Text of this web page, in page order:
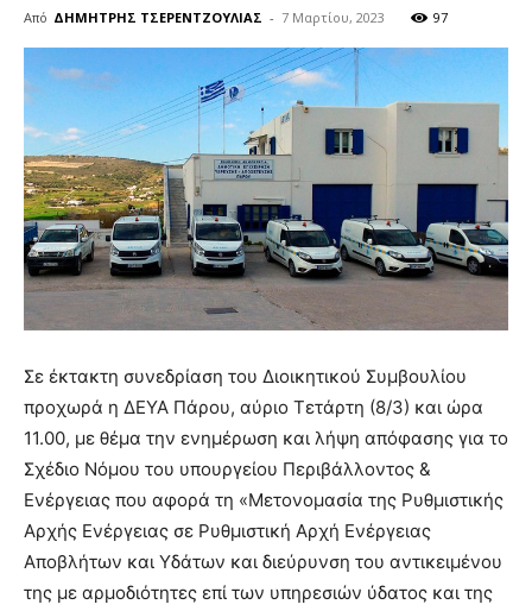
Από ΔΗΜΗΤΡΗΣ ΤΣΕΡΕΝΤΖΟΥΛΙΑΣ - 7 Μαρτίου, 2023 97
Σε έκτακτη συνεδρίαση του Διοικητικού Συμβουλίου
προχωρά η ΔΕΥΑ Πάρου, αύριο Τετάρτη (8/3) και ώρα
11.00, με θέμα την ενημέρωση και λήψη απόφασης για το
Σχέδιο Νόμου του υπουργείου Περιβάλλοντος &
Ενέργειας που αφορά τη «Μετονομασία της Ρυθμιστικής
Αρχής Ενέργειας σε Ρυθμιστική Αρχή Ενέργειας
Αποβλήτων και Υδάτων και διεύρυνση του αντικειμένου
της με αρμοδιότητες επί των υπηρεσιών ύδατος και της